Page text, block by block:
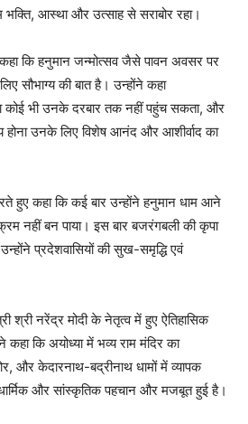
आस्था और उत्साह से सराबोर रहा।
कि हनुमान जन्मोत्सव जैसे पावन अवसर पर
सौभाग्य की बात है। उन्होंने कहा
कोई भी उनके दरबार तक नहीं पहुंच सकता, और
होना उनके लिए विशेष आनंद और आशीर्वाद का
हुए कहा कि कई बार उन्होंने हनुमान धाम आने
नहीं बन पाया। इस बार बजरंगबली की कृपा
प्रदेशवासियों की सुख-समृद्धि एवं
श्री नरेंद्र मोदी के नेतृत्व में हुए ऐतिहासिक
कहा कि अयोध्या में भव्य राम मंदिर का
और केदारनाथ-बद्रीनाथ धामों में व्यापक
और सांस्कृतिक पहचान और मजबूत हुई है।